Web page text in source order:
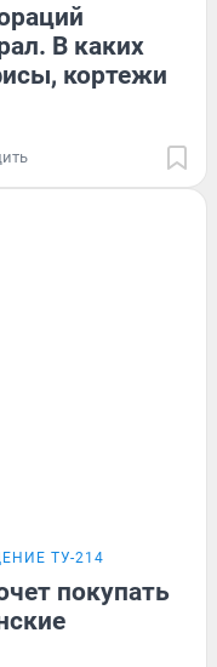
В каких
кортежи
ТУ-214
покупать